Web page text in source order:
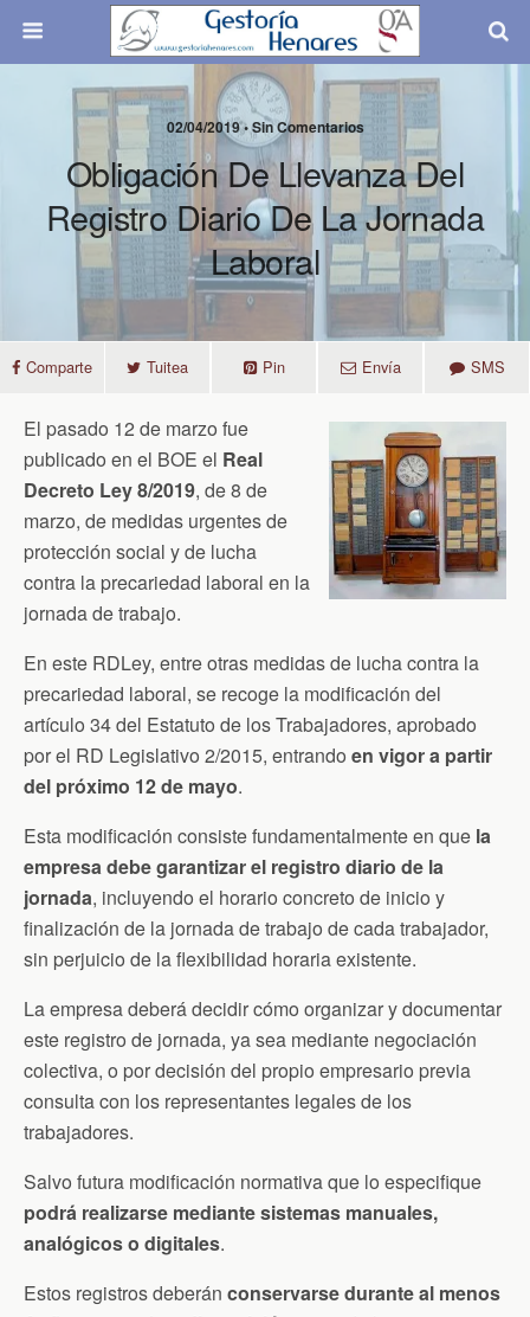
02/04/2019 • Sin Comentarios
Obligación De Llevanza Del
Registro Diario De La Jornada
Laboral
Comparte Tuitea Pin Envía SMS
El pasado 12 de marzo fue
publicado en el BOE el Real
Decreto Ley 8/2019, de 8 de
marzo, de medidas urgentes de
protección social y de lucha
contra la precariedad laboral en la
jornada de trabajo.
En este RDLey, entre otras medidas de lucha contra la
precariedad laboral, se recoge la modificación del
artículo 34 del Estatuto de los Trabajadores, aprobado
por el RD Legislativo 2/2015, entrando en vigor a partir
del próximo 12 de mayo.
Esta modificación consiste fundamentalmente en que la
empresa debe garantizar el registro diario de la
jornada, incluyendo el horario concreto de inicio y
finalización de la jornada de trabajo de cada trabajador,
sin perjuicio de la flexibilidad horaria existente.
La empresa deberá decidir cómo organizar y documentar
este registro de jornada, ya sea mediante negociación
colectiva, o por decisión del propio empresario previa
consulta con los representantes legales de los
trabajadores.
Salvo futura modificación normativa que lo especifique
podrá realizarse mediante sistemas manuales,
analógicos o digitales.
Estos registros deberán conservarse durante al menos